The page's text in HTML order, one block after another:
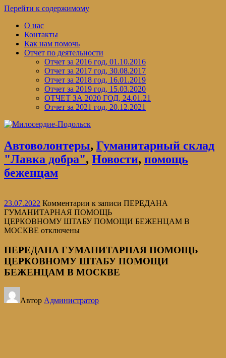
Перейти к содержимому
О нас
Контакты
Как нам помочь
Отчет по деятельности
Отчет за 2016 год, 01.10.2016
Отчет за 2017 год, 30.08.2017
Отчет за 2018 год, 16.01.2019
Отчет за 2019 год, 15.03.2020
ОТЧЕТ ЗА 2020 ГОД, 24.01.21
Отчет за 2021 год, 20.12.2021
Автоволонтеры, Гуманитарный склад
"Лавка добра", Новости, помощь
беженцам
23.07.2022 Комментарии к записи ПЕРЕДАНА
ГУМАНИТАРНАЯ ПОМОЩЬ
ЦЕРКОВНОМУ ШТАБУ ПОМОЩИ БЕЖЕНЦАМ В
МОСКВЕ отключены
ПЕРЕДАНА ГУМАНИТАРНАЯ ПОМОЩЬ
ЦЕРКОВНОМУ ШТАБУ ПОМОЩИ
БЕЖЕНЦАМ В МОСКВЕ
Автор Администратор